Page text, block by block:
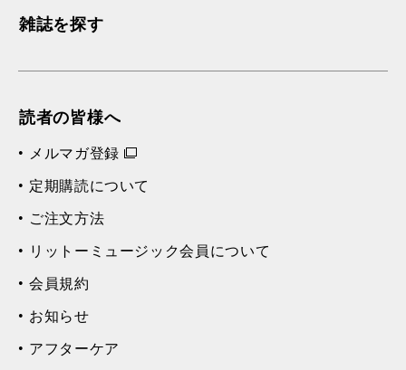
雑誌を探す
読者の皆様へ
メルマガ登録
定期購読について
ご注文方法
リットーミュージック会員について
会員規約
お知らせ
アフターケア